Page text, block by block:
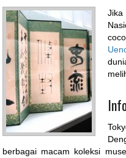
Jika
berbagai macam koleksi